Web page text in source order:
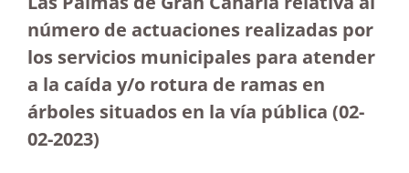
número de actuaciones realizadas por
los servicios municipales para atender
a la caída y/o rotura de ramas en
árboles situados en la vía pública (02-
02-2023)